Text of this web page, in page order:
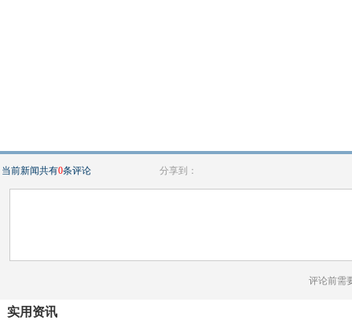
当前新闻共有0条评论 分享到：
评论前需
实用资讯